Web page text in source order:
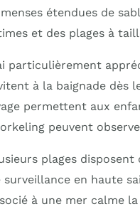
étendues de
et des plages à
particulièrement
à la baignade dès
permettent aux
peuvent
plages disposent
surveillance en haute
à une mer calme